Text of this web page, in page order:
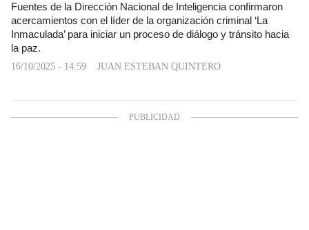
Fuentes de la Dirección Nacional de Inteligencia confirmaron
acercamientos con el líder de la organización criminal ‘La
Inmaculada’ para iniciar un proceso de diálogo y tránsito hacia
la paz.
16/10/2025 - 14:59 JUAN ESTEBAN QUINTERO